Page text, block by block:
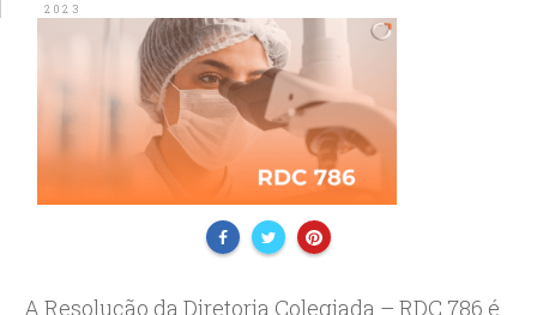
2023
A Resolução da Diretoria Colegiada – RDC 786 é